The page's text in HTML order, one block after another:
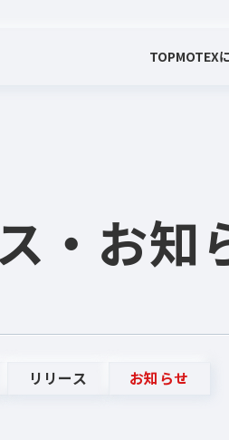
TOPMOTEX
・お知
リリース お知らせ